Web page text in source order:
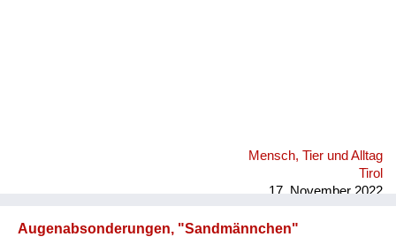
Mensch, Tier und Alltag
Tirol
17. November 2022
Augenabsonderungen, "Sandmännchen"